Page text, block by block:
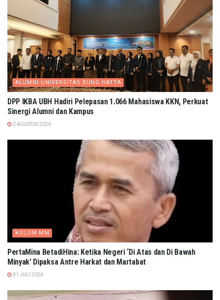
ALUMNI UNIVERSITAS BUNG HATTA
DPP IKBA UBH Hadiri Pelepasan 1.066 Mahasiswa KKN, Perkuat
Sinergi Alumni dan Kampus
2 AGUSTUS 2026
KOLOM MM
PertaMina BetadiHina: Ketika Negeri ‘Di Atas dan Di Bawah
Minyak’ Dipaksa Antre Harkat dan Martabat​
31 JULI 2026